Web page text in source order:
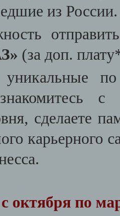
из России.
(за доп.
с
сделаете
карьерного
октября по